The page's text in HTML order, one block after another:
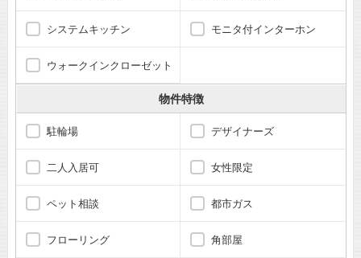
システムキッチン モニタ付インターホン
ウォークインクローゼット
物件特徴
駐輪場 デザイナーズ
二人入居可 女性限定
ペット相談 都市ガス
フローリング 角部屋